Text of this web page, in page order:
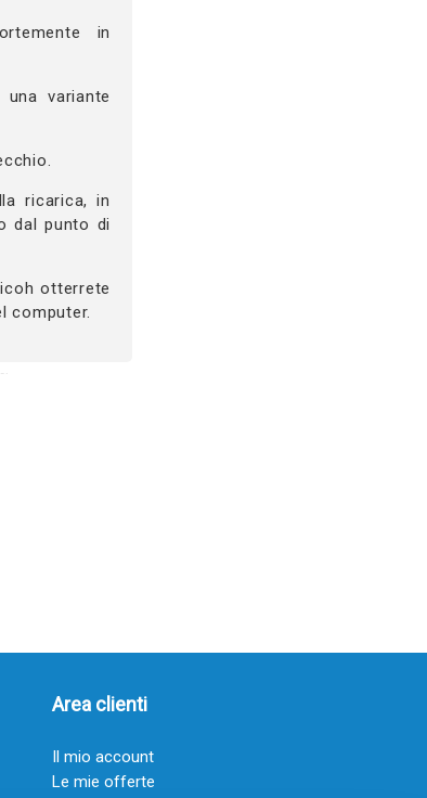
in
variante
ricarica, in
dal punto di
otterrete
computer.
Area clienti
Il mio account
Le mie offerte